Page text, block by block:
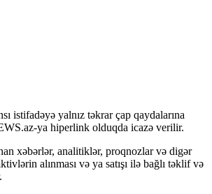
istifadəyə yalnız təkrar çap qaydalarına
ya hiperlink olduqda icazə verilir.
xəbərlər, analitiklər, proqnozlar və digər
alınması və ya satışı ilə bağlı təklif və